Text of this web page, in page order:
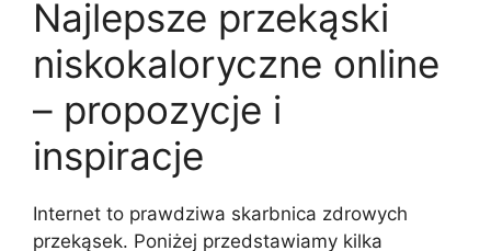
Najlepsze przekąski
niskokaloryczne online
– propozycje i
inspiracje
Internet to prawdziwa skarbnica zdrowych
przekąsek. Poniżej przedstawiamy kilka